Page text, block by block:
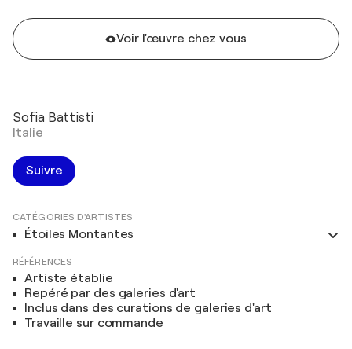
Voir l'œuvre chez vous
Sofia Battisti
Italie
Suivre
CATÉGORIES D'ARTISTES
Étoiles Montantes
RÉFÉRENCES
Artiste établie
Repéré par des galeries d'art
Inclus dans des curations de galeries d'art
Travaille sur commande